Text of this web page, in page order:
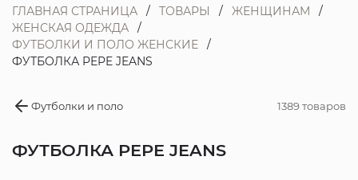
ГЛАВНАЯ СТРАНИЦА ТОВАРЫ
ЖЕНЩИНАМ
ЖЕНСКАЯ ОДЕЖДА
ФУТБОЛКИ И ПОЛО ЖЕНСКИЕ
ФУТБОЛКА PEPE JEANS
Футболки и поло 1389 товаров
ФУТБОЛКА PEPE JEANS